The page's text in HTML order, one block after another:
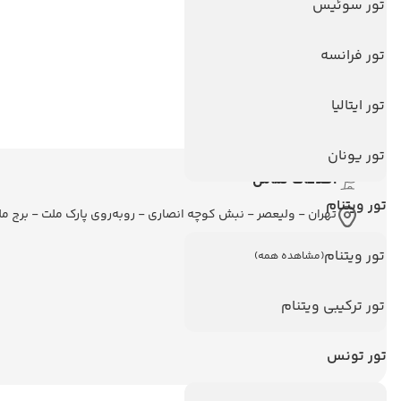
تور سوئیس
تور فرانسه
تور ایتالیا
تور یونان
تور ویتنام
تور ویتنام(مشاهده همه)
تور ترکیبی ویتنام
تور تونس
تور آنتالیا
تور سریلانکا
اطلاعات تماس
تهران - ولیعصر - نبش کوچه انصاری - روبه‌روی پارک ملت - برج